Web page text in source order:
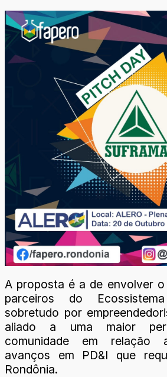
A proposta é a de envolver
parceiros do
sobretudo por
aliado a uma maior
comunidade em relação
avanços em PD&I que
Rondônia.